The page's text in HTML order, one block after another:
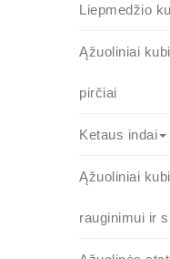
Liepmedžio
Ąžuoliniai
pirčiai
Ketaus indai
Ąžuoliniai
rauginimui ir